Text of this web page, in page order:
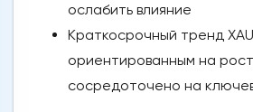
ослабить влияние
Краткосрочный тренд
ориентированным на
сосредоточено на